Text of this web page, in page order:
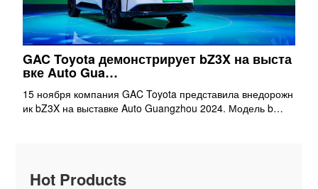
GAC Toyota демонстрирует bZ3X на выста
вке Auto Gua…
15 ноября компания GAC Toyota представила внедорожн
ик bZ3X на выставке Auto Guangzhou 2024. Модель b…
Hot Products